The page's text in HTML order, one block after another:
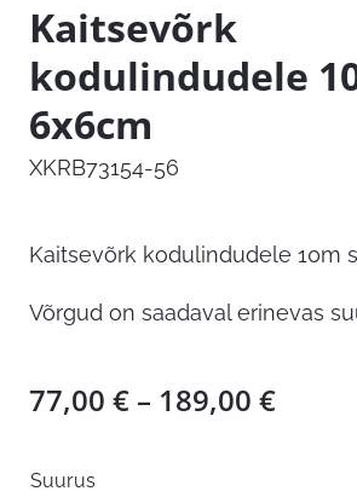
Kaitsevõrk
kodulindudele
6x6cm
XKRB73154-56
Kaitsevõrk kodulindudele 10m
Võrgud on saadaval erinevas
77,00 € – 189,00 €
Suurus